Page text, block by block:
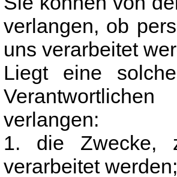
verlangen, ob
uns verarbeitet
Liegt eine
verlangen:
1. die Zwecke,
verarbeitet werden;